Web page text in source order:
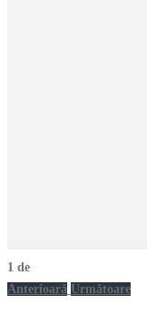
1 de
Anterioară Următoare